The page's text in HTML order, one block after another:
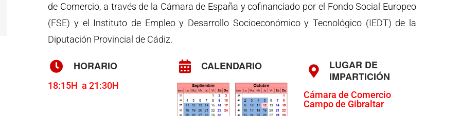
de Comercio, a través de la Cámara de España y cofinanciado por el Fondo Social Europeo
(FSE) y el Instituto de Empleo y Desarrollo Socioeconómico y Tecnológico (IEDT) de la
Diputación Provincial de Cádiz.
HORARIO
18:15H a 21:30H
CALENDARIO
LUGAR DE
IMPARTICIÓN
Cámara de Comercio
Campo de Gibraltar